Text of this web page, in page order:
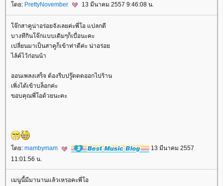
ดย: PrettyNovember 13 มีนาคม 2557 9:46:08 น.
จ๊กสาคูน่าอร่อยจังเลยค่ะพี่โอ แปลกดี
บางทีกินโจ๊กแบบเดิมๆก็เบื่อนะคะ
เปลี่ยนมาเป็นสาคูก็เข้าท่าดีค่ะ น่าอร่อ
ไล้ค์ไว้ก่อนน้า
ออนเพลงเสร็จ ต้องรีบปรู๊ดดดออกไปร้าน
เพิ่งได้เข้าบล็อกค่ะ
ขอบคุณพี่โอด้วยนะคะ
ดย: mambymam
13 มีนาคม 2557
11:01:56 น.
เมนูนี้มีมานานแล้วเหรอคะพี่โอ